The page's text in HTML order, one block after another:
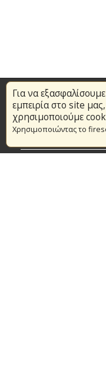
Για να
εμπειρία στο site μας,
χρησιμοποιούμε
Χρησιμοποιώντας το
Επικαιρότητα
Το Πυροσβεστικό Σώμα